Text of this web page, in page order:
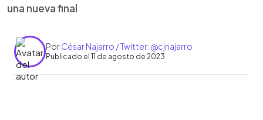
una nueva final
PorCésar Najarro / Twitter: @cjnajarro
Publicado el 11 de agosto de 2023